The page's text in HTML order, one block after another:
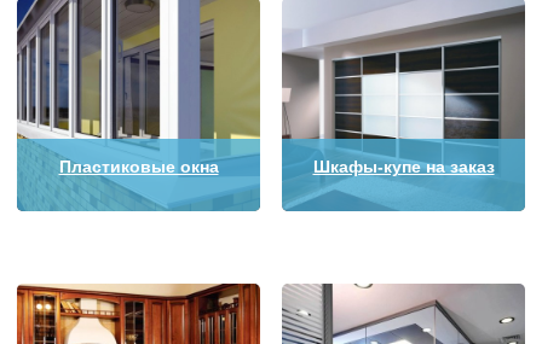
Пластиковые окна Шкафы-купе на заказ